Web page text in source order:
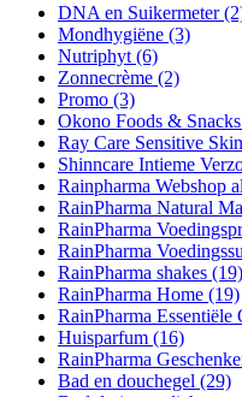
DNA en Suikermeter
Mondhygiëne (3)
Nutriphyt (6)
Zonnecrème (2)
Promo (3)
Okono Foods & Snacks
Ray Care Sensitive Skin
Shinncare Intieme
Rainpharma Webshop
RainPharma Natural
RainPharma
RainPharma
RainPharma shakes (19)
RainPharma Home (19)
RainPharma Essentiële
Huisparfum (16)
RainPharma
Bad en douchegel (29)